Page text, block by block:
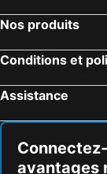
Nos produits
Conditions et
Assistance
avantages